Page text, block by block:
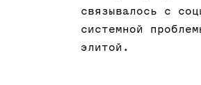
связывалось с
системной
элитой.